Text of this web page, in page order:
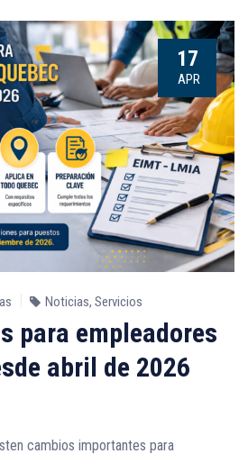
17
APR
Noticias, Servicios
para empleadores
abril de 2026
cambios importantes para